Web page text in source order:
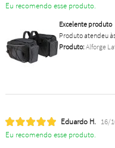
Eu recomendo esse produto.
Excelente produto
Produto atendeu
Produto:Alforge
Eduardo H. 16/
Eu recomendo esse produto.